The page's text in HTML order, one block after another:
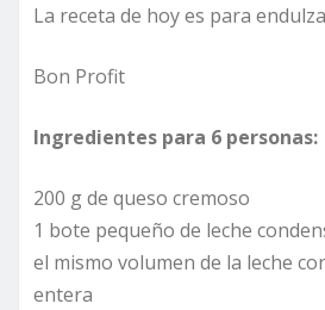
La receta de hoy es para
Bon Profit
Ingredientes para 6 personas:
200 g de queso cremoso
1 bote pequeño de leche
el mismo volumen de la leche
entera